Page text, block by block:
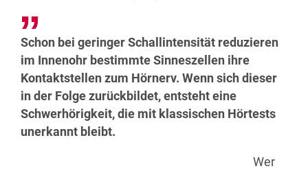
Schon bei geringer Schallintensität reduzieren
im Innenohr bestimmte Sinneszellen ihre
Kontaktstellen zum Hörnerv. Wenn sich dieser
in der Folge zurückbildet, entsteht eine
Schwerhörigkeit, die mit klassischen Hörtests
unerkannt bleibt.
Wer